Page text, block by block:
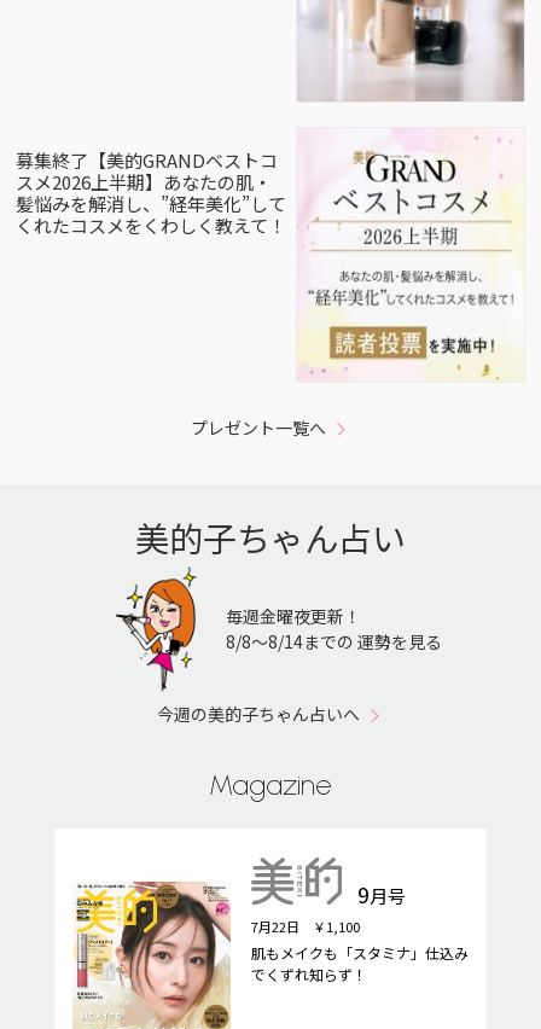
募集終了【美的GRANDベストコ
スメ2026上半期】あなたの肌・
髪悩みを解消し、”経年美化”して
くれたコスメをくわしく教えて！
プレゼント一覧へ
美的子ちゃん占い
毎週金曜夜更新！
8/8〜8/14までの 運勢を見る
今週の美的子ちゃん占いへ
Magazine
9月号
7月22日 ￥1,100
肌もメイクも「スタミナ」仕込み
でくずれ知らず！